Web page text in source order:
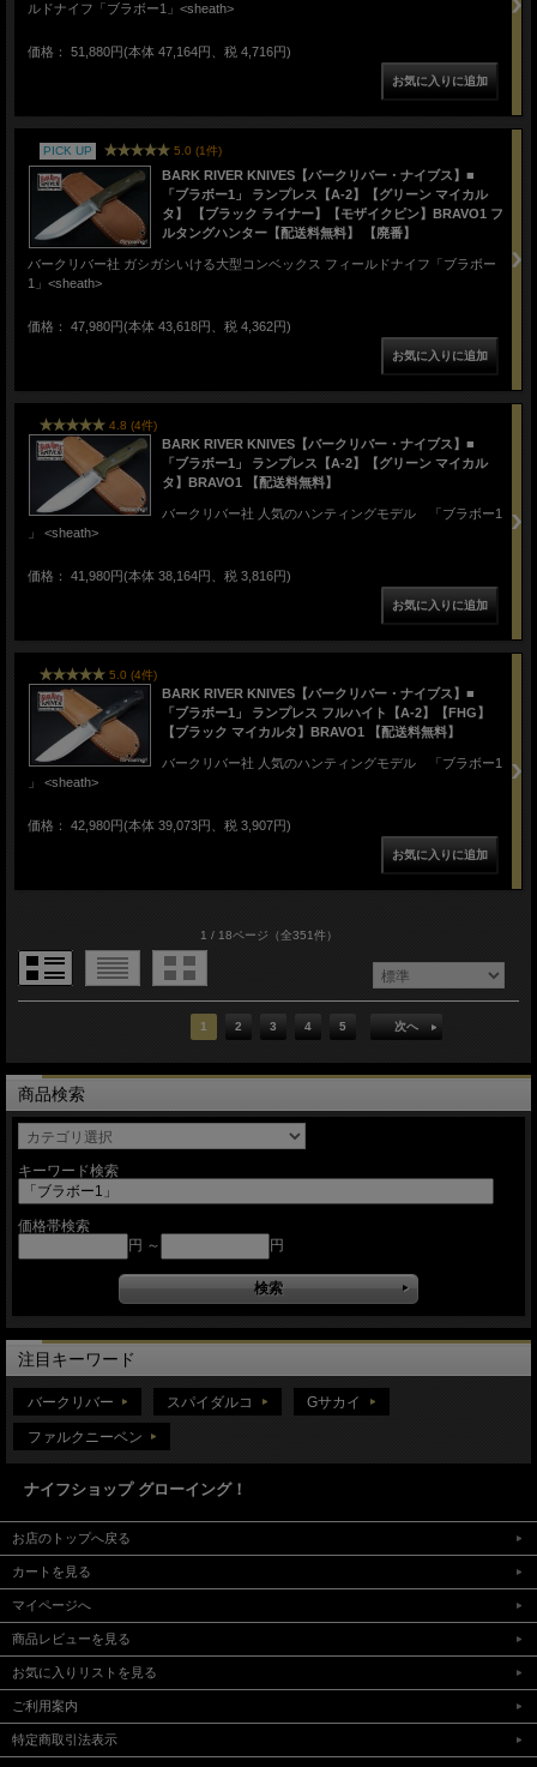
ルドナイフ「ブラボー1」<sheath>
価格： 51,880円(本体 47,164円、税 4,716円)
PICK UP 5.0 (1件)
BARK RIVER KNIVES【バークリバー・ナイブス】■
「ブラボー1」 ランプレス【A-2】【グリーン マイカル
タ】 【ブラック ライナー】【モザイクピン】BRAVO1 フ
ルタングハンター【配送料無料】 【廃番】
バークリバー社 ガシガシいける大型コンベックス フィールドナイフ「ブラボー
1」<sheath>
価格： 47,980円(本体 43,618円、税 4,362円)
4.8 (4件)
BARK RIVER KNIVES【バークリバー・ナイブス】■
「ブラボー1」 ランプレス【A-2】【グリーン マイカル
タ】BRAVO1 【配送料無料】
バークリバー社 人気のハンティングモデル 「ブラボー1
」 <sheath>
価格： 41,980円(本体 38,164円、税 3,816円)
5.0 (4件)
BARK RIVER KNIVES【バークリバー・ナイブス】■
「ブラボー1」 ランプレス フルハイト【A-2】【FHG】
【ブラック マイカルタ】BRAVO1 【配送料無料】
バークリバー社 人気のハンティングモデル 「ブラボー1
」 <sheath>
価格： 42,980円(本体 39,073円、税 3,907円)
1 / 18ページ （全351件）
1 2 3 4 5 次へ
商品検索
キーワード検索
価格帯検索
円 ～
円
注目キーワード
バークリバー スパイダルコ Gサカイ
ファルクニーベン
ナイフショップ グローイング！
お店のトップへ戻る
カートを見る
マイページへ
商品レビューを見る
お気に入りリストを見る
ご利用案内
特定商取引法表示